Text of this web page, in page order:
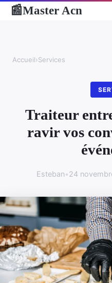
📰Master Acn
Accueil›Services
Traiteur
ravir vos
Esteban•24